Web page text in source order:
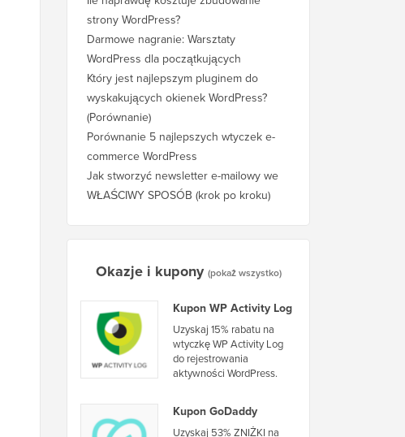
strony WordPress?
Darmowe nagranie: Warsztaty
WordPress dla początkujących
Który jest najlepszym pluginem do
wyskakujących okienek WordPress?
(Porównanie)
Porównanie 5 najlepszych wtyczek e-
commerce WordPress
Jak stworzyć newsletter e-mailowy we
WŁAŚCIWY SPOSÓB (krok po kroku)
Okazje i kupony (pokaż wszystko)
Kupon WP Activity Log
Uzyskaj 15% rabatu na
wtyczkę WP Activity Log
do rejestrowania
aktywności WordPress.
Kupon GoDaddy
Uzyskaj 53% ZNIŻKI na